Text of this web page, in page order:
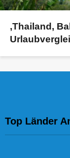
‚Thailand,
Top Länder